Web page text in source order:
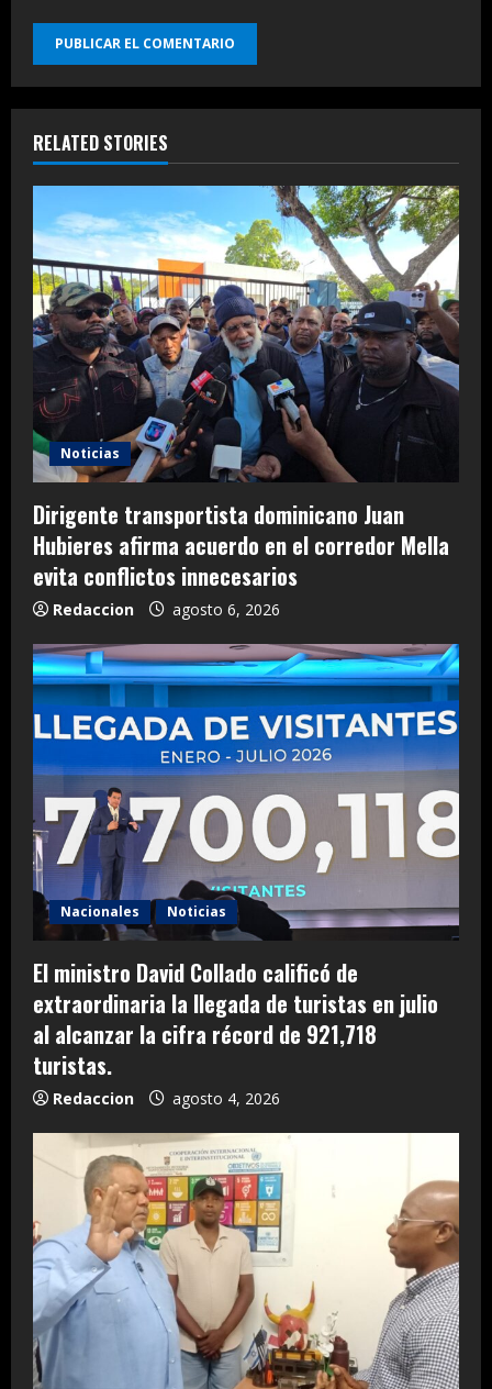
RELATED STORIES
Noticias
Dirigente transportista dominicano Juan
Hubieres afirma acuerdo en el corredor Mella
evita conflictos innecesarios
Redaccion agosto 6, 2026
Nacionales Noticias
El ministro David Collado calificó de
extraordinaria la llegada de turistas en julio
al alcanzar la cifra récord de 921,718
turistas.
Redaccion agosto 4, 2026